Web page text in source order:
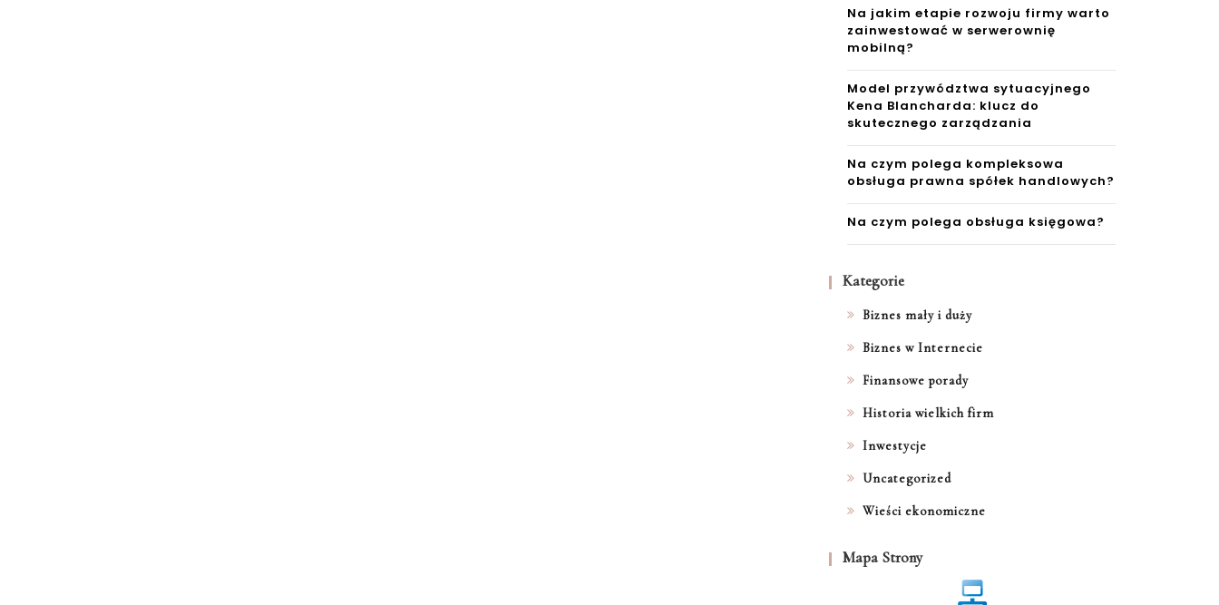
Na jakim etapie rozwoju firmy warto
zainwestować w serwerownię
mobilną?
Model przywództwa sytuacyjnego
Kena Blancharda: klucz do
skutecznego zarządzania
Na czym polega kompleksowa
obsługa prawna spółek handlowych?
Na czym polega obsługa księgowa?
Kategorie
Biznes mały i duży
Biznes w Internecie
Finansowe porady
Historia wielkich firm
Inwestycje
Uncategorized
Wieści ekonomiczne
Mapa Strony